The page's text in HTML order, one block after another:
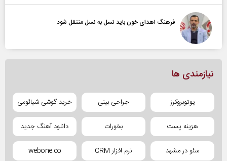
فرهنگ اهدای خون باید نسل به نسل منتقل شود
نیازمندی ها
یوتوبروکرز جراحی بینی خرید گوشی شیائومی
هزینه پست بخورات دانلود آهنگ جدید
سئو در مشهد نرم افزار CRM webone.co